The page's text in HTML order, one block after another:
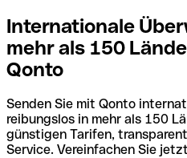
Internationale
mehr als 150
Qonto
Senden Sie mit Qonto
reibungslos in mehr als 150
günstigen Tarifen,
Service. Vereinfachen Sie